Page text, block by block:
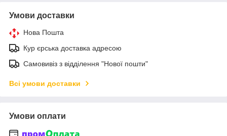
Умови доставки
Нова Пошта
Кур єрська доставка адресою
Самовивіз з відділення "Нової пошти"
Всі умови доставки
Умови оплати